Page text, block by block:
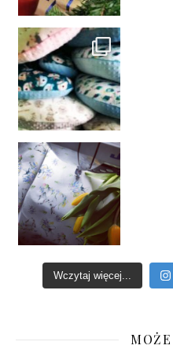
Wczytaj więcej...